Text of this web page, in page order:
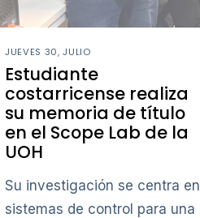
JUEVES 30, JULIO
Estudiante
costarricense realiza
su memoria de título
en el Scope Lab de la
UOH
Su investigación se centra en
sistemas de control para una